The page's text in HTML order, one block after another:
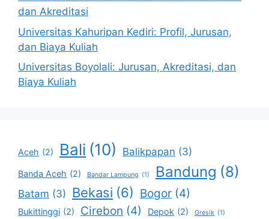
dan Akreditasi
Universitas Kahuripan Kediri: Profil, Jurusan,
dan Biaya Kuliah
Universitas Boyolali: Jurusan, Akreditasi, dan
Biaya Kuliah
Aceh (2) Bali (10) Balikpapan (3)
Banda Aceh (2) Bandar Lampung (1) Bandung (8)
Batam (3) Bekasi (6) Bogor (4)
Bukittinggi (2) Cirebon (4) Depok (2) Gresik (1)